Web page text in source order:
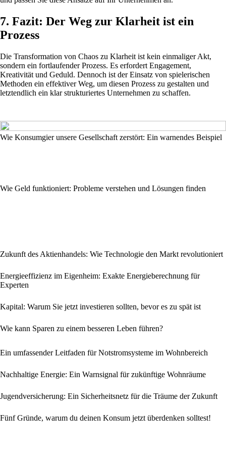
7. Fazit: Der Weg zur Klarheit ist ein
Prozess
Die Transformation von Chaos zu Klarheit ist kein einmaliger Akt,
sondern ein fortlaufender Prozess. Es erfordert Engagement,
Kreativität und Geduld. Dennoch ist der Einsatz von spielerischen
Methoden ein effektiver Weg, um diesen Prozess zu gestalten und
letztendlich ein klar strukturiertes Unternehmen zu schaffen.
Wie Konsumgier unsere Gesellschaft zerstört: Ein warnendes Beispiel
Wie Geld funktioniert: Probleme verstehen und Lösungen finden
Zukunft des Aktienhandels: Wie Technologie den Markt revolutioniert
Energieeffizienz im Eigenheim: Exakte Energieberechnung für
Experten
Kapital: Warum Sie jetzt investieren sollten, bevor es zu spät ist
Wie kann Sparen zu einem besseren Leben führen?
Ein umfassender Leitfaden für Notstromsysteme im Wohnbereich
Nachhaltige Energie: Ein Warnsignal für zukünftige Wohnräume
Jugendversicherung: Ein Sicherheitsnetz für die Träume der Zukunft
Fünf Gründe, warum du deinen Konsum jetzt überdenken solltest!